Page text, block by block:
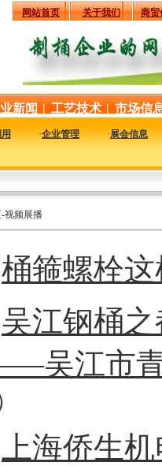
网站首页 关于我们 商贸
新闻 | 工艺技术 | 市场信
·企业管理 ·展会信息
视频展播
桶箍螺栓
吴江钢桶
吴江市青
上海侨生